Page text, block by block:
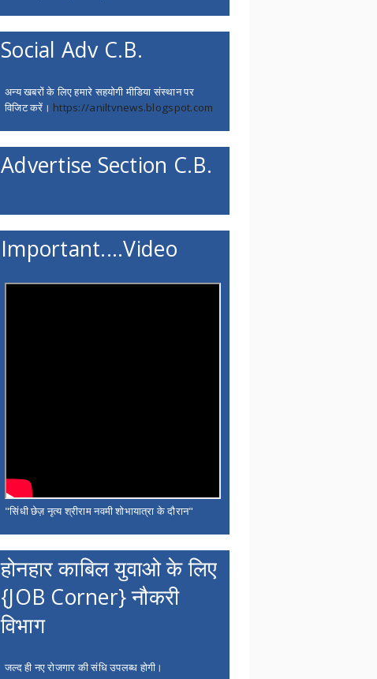
Social Adv C.B.
अन्य खबरों के लिए हमारे सहयोगी मीडिया संस्थान पर
विजिट करें। https://aniltvnews.blogspot.com
Advertise Section C.B.
Important....Video
"सिंधी छेज़ नृत्य श्रीराम नवमी शोभायात्रा के दौरान"
होनहार काबिल युवाओ के लिए
{JOB Corner} नौकरी
विभाग
जल्द ही नए रोजगार की संधि उपलब्ध होगी।